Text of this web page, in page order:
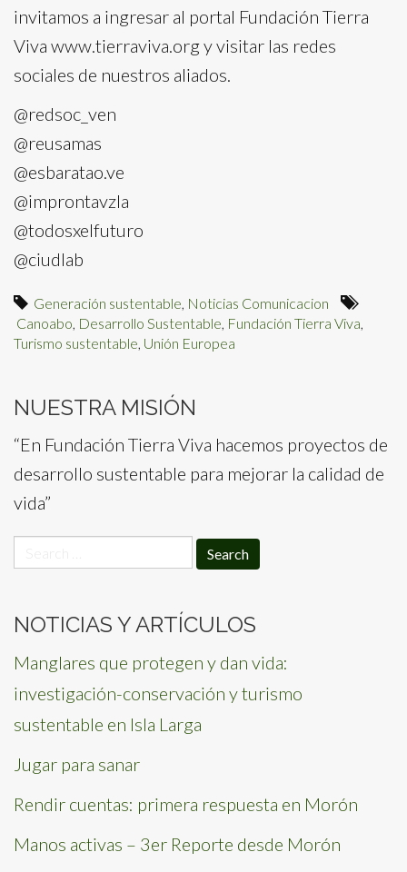
invitamos a ingresar al portal Fundación Tierra
Viva www.tierraviva.org y visitar las redes
sociales de nuestros aliados.
@redsoc_ven
@reusamas
@esbaratao.ve
@improntavzla
@todosxelfuturo
@ciudlab
Generación sustentable, Noticias Comunicacion
Canoabo, Desarrollo Sustentable, Fundación Tierra Viva,
Turismo sustentable, Unión Europea
NUESTRA MISIÓN
“En Fundación Tierra Viva hacemos proyectos de
desarrollo sustentable para mejorar la calidad de
vida”
for:
NOTICIAS Y ARTÍCULOS
Manglares que protegen y dan vida:
investigación-conservación y turismo
sustentable en Isla Larga
Jugar para sanar
Rendir cuentas: primera respuesta en Morón
Manos activas – 3er Reporte desde Morón